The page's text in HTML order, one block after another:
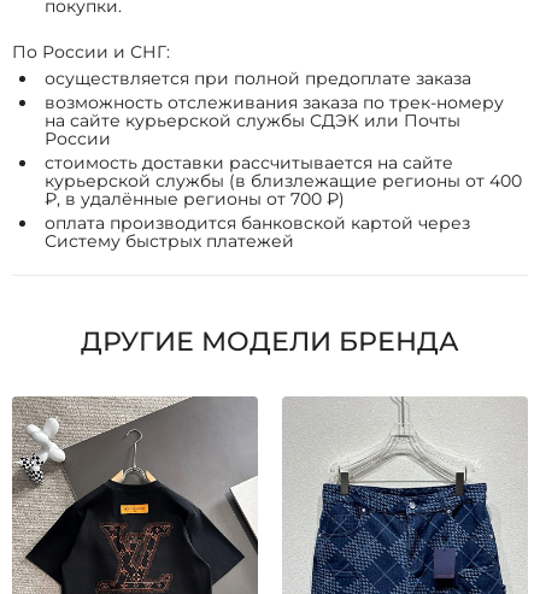
покупки.
По России и СНГ:
осуществляется при полной предоплате заказа
возможность отслеживания заказа по трек-номеру
на сайте курьерской службы СДЭК или Почты
России
стоимость доставки рассчитывается на сайте
курьерской службы (в близлежащие регионы от 400
₽, в удалённые регионы от 700 ₽)
оплата производится банковской картой через
Систему быстрых платежей
ДРУГИЕ МОДЕЛИ БРЕНДА